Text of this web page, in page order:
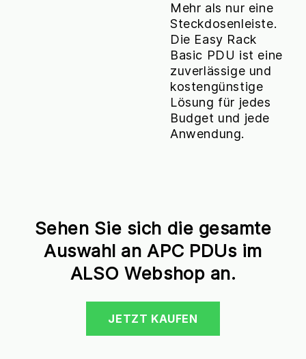
Mehr als nur eine
Steckdosenleiste.
Die Easy Rack
Basic PDU ist eine
zuverlässige und
kostengünstige
Lösung für jedes
Budget und jede
Anwendung.
Sehen Sie sich die gesamte
Auswahl an APC PDUs im
ALSO Webshop an.
JETZT KAUFEN